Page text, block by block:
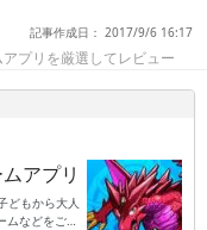
記事作成日： 2017/9/6 16:17
プリを厳選してレビュー
アプリ
どもから大人
ムなどをご紹